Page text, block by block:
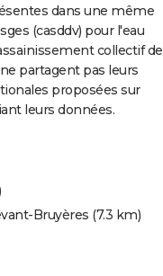
dans une même
(casddv) pour l'eau
collectif de
partagent pas leurs
proposées sur
leurs données.
Bruyères (7.3 km)